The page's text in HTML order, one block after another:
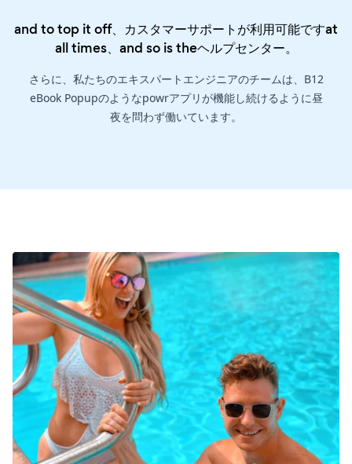
and to top it off、カスタマーサポートが利用可能ですat
all times、and so is theヘルプセンター。
さらに、私たちのエキスパートエンジニアのチームは、B12
eBook Popupのようなpowrアプリが機能し続けるように昼
夜を問わず働いています。